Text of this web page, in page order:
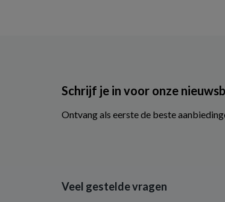
Schrijf je in voor onze
Ontvang als eerste de beste
Veel gestelde vragen